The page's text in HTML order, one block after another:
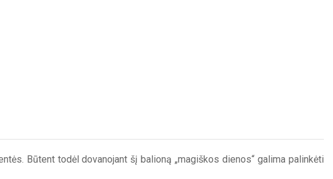
Būtent todėl dovanojant šį balioną „magiškos dienos“ galima palinkėti